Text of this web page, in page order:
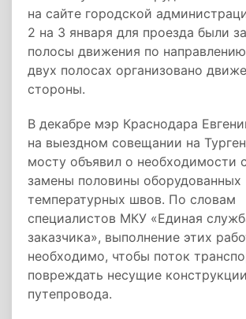
на сайте городской
2 на 3 января для проезда были
полосы движения по
двух полосах организовано
стороны.
В декабре мэр Краснодара
на выездном совещании на
мосту объявил о необходимости
замены половины оборудованных
температурных швов. По словам
специалистов МКУ «Единая
заказчика», выполнение этих
необходимо, чтобы поток
повреждать несущие конструкции
путепровода.